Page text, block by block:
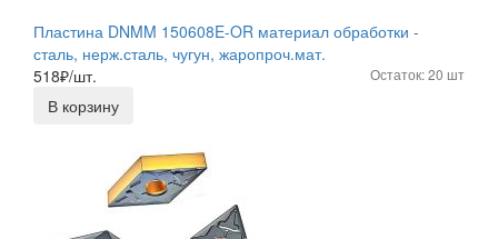
Пластина DNMM 150608E-OR материал обработки -
сталь, нерж.сталь, чугун, жаропроч.мат.
518₽/шт. Остаток: 20 шт
В корзину